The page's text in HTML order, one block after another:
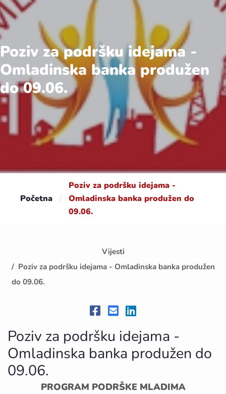
Poziv za podršku idejama -
Omladinska banka produžen
do 09.06.
Početna /
Poziv za podršku idejama -
Omladinska banka produžen do
09.06.
Vijesti
Poziv za podršku idejama - Omladinska banka produžen
do 09.06.
Poziv za podršku idejama -
Omladinska banka produžen do
09.06.
PROGRAM PODRŠKE MLADIMA